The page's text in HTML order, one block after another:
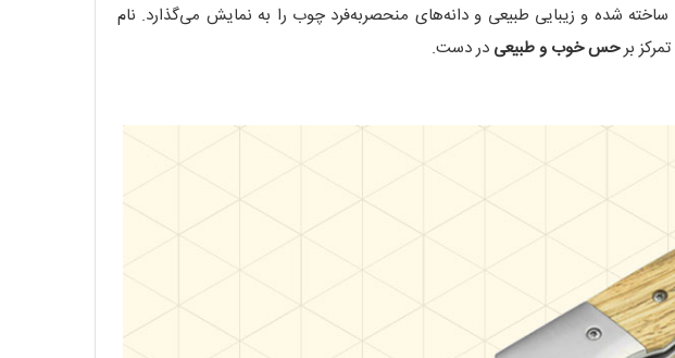
ساخته شده و زیبایی طبیعی و دانه‌های منحصربه‌فرد چوب را به نمایش می‌گذارد. نام
حس خوب و طبیعی در دست.